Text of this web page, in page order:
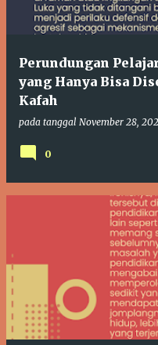
Perundungan
yang Hanya Bisa
Kafah
pada tanggal November 28,
0